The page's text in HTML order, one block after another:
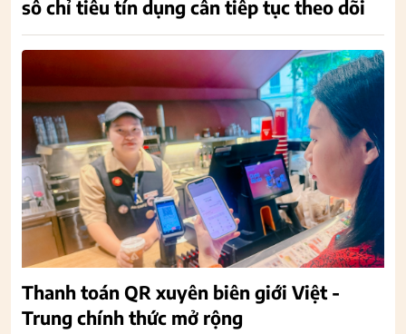
số chỉ tiêu tín dụng cần tiếp tục theo dõi
Thanh toán QR xuyên biên giới Việt -
Trung chính thức mở rộng